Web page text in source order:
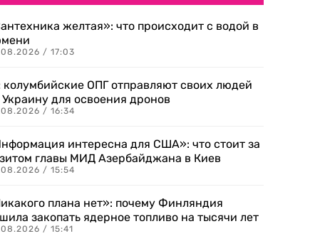
желтая»: что происходит с водой в
/ 17:03
колумбийские ОПГ отправляют своих людей
Украину для освоения дронов
/ 16:34
интересна для США»: что стоит за
главы МИД Азербайджана в Киев
/ 15:54
плана нет»: почему Финляндия
закопать ядерное топливо на тысячи лет
/ 15:41